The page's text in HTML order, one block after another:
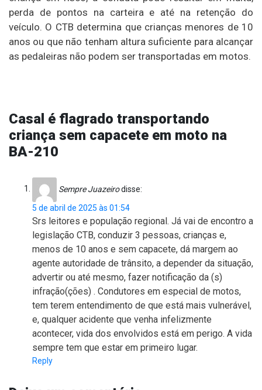
perda de pontos na carteira e até na retenção do
veículo. O CTB determina que crianças menores de 10
anos ou que não tenham altura suficiente para alcançar
as pedaleiras não podem ser transportadas em motos.
Casal é flagrado transportando
criança sem capacete em moto na
BA-210
Sempre Juazeirodisse:
5 de abril de 2025 às 01:54
Srs leitores e população regional. Já vai de encontro a
legislação CTB, conduzir 3 pessoas, crianças e,
menos de 10 anos e sem capacete, dá margem ao
agente autoridade de trânsito, a depender da situação,
advertir ou até mesmo, fazer notificação da (s)
infração(ções) . Condutores em especial de motos,
tem terem entendimento de que está mais vulnerável,
e, qualquer acidente que venha infelizmente
acontecer, vida dos envolvidos está em perigo. A vida
sempre tem que estar em primeiro lugar.
Reply